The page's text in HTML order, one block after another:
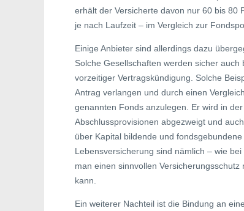
erhält der Versicherte davon nur 60 bis 80
je nach Laufzeit – im Vergleich zur
Einige Anbieter sind allerdings dazu
Solche Gesellschaften werden sicher
vorzeitiger Vertragskündigung. Solche
Antrag verlangen und durch einen
genannten Fonds anzulegen. Er wird in
Abschlussprovisionen abgezweigt und
über Kapital bildende und
Lebensversicherung sind nämlich – wie
man einen sinnvollen
kann.
Ein weiterer Nachteil ist die Bindung an